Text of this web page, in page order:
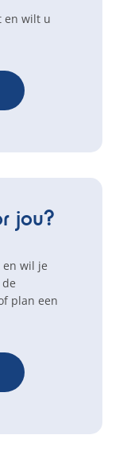
en wilt u
jou?
wil je
plan een